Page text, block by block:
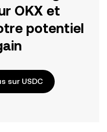
OKX et
potentiel
sur USDC